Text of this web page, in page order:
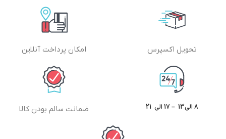
تحویل اکسپرس امکان پرداخت آنلاین
8 الی13 – 17 الی 21 ضمانت سالم بودن کالا